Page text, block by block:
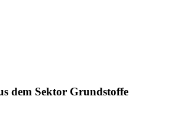
dem Sektor Grundstoffe